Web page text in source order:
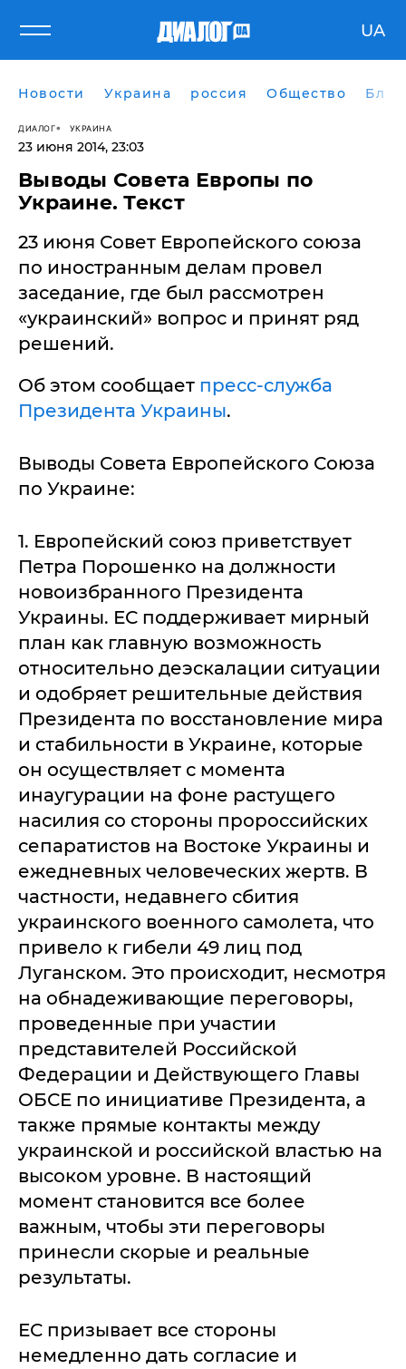
UA
Новости Украина россия Общество
ДИАЛОГ УКРАИНА
23 июня 2014, 23:03
​Выводы Совета Европы по
Украине. Текст
23 июня Совет Европейского союза
по иностранным делам провел
заседание, где был рассмотрен
«украинский» вопрос и принят ряд
решений.
Об этом сообщает пресс-служба
Президента Украины.
Выводы Совета Европейского Союза
по Украине:
1. Европейский союз приветствует
Петра Порошенко на должности
новоизбранного Президента
Украины. ЕС поддерживает мирный
план как главную возможность
относительно деэскалации ситуации
и одобряет решительные действия
Президента по восстановление мира
и стабильности в Украине, которые
он осуществляет с момента
инаугурации на фоне растущего
насилия со стороны пророссийских
сепаратистов на Востоке Украины и
ежедневных человеческих жертв. В
частности, недавнего сбития
украинского военного самолета, что
привело к гибели 49 лиц под
Луганском. Это происходит, несмотря
на обнадеживающие переговоры,
проведенные при участии
представителей Российской
Федерации и Действующего Главы
ОБСЕ по инициативе Президента, а
также прямые контакты между
украинской и российской властью на
высоком уровне. В настоящий
момент становится все более
важным, чтобы эти переговоры
принесли скорые и реальные
результаты.
ЕС призывает все стороны
немедленно дать согласие и